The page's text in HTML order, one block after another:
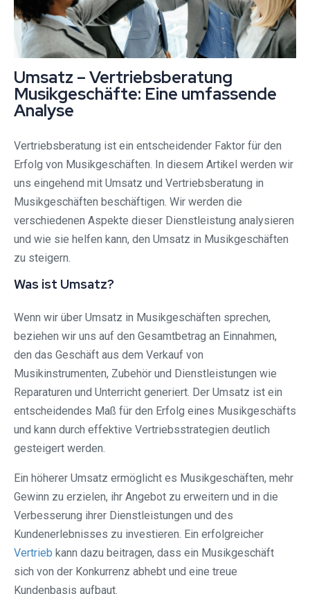
Umsatz – Vertriebsberatung
Musikgeschäfte: Eine umfassende
Analyse
Vertriebsberatung ist ein entscheidender Faktor für den
Erfolg von Musikgeschäften. In diesem Artikel werden wir
uns eingehend mit Umsatz und Vertriebsberatung in
Musikgeschäften beschäftigen. Wir werden die
verschiedenen Aspekte dieser Dienstleistung analysieren
und wie sie helfen kann, den Umsatz in Musikgeschäften
zu steigern.
Was ist Umsatz?
Wenn wir über Umsatz in Musikgeschäften sprechen,
beziehen wir uns auf den Gesamtbetrag an Einnahmen,
den das Geschäft aus dem Verkauf von
Musikinstrumenten, Zubehör und Dienstleistungen wie
Reparaturen und Unterricht generiert. Der Umsatz ist ein
entscheidendes Maß für den Erfolg eines Musikgeschäfts
und kann durch effektive Vertriebsstrategien deutlich
gesteigert werden.
Ein höherer Umsatz ermöglicht es Musikgeschäften, mehr
Gewinn zu erzielen, ihr Angebot zu erweitern und in die
Verbesserung ihrer Dienstleistungen und des
Kundenerlebnisses zu investieren. Ein erfolgreicher
Vertrieb kann dazu beitragen, dass ein Musikgeschäft
sich von der Konkurrenz abhebt und eine treue
Kundenbasis aufbaut.